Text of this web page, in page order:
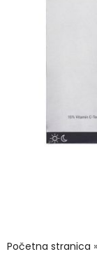
Početna stranica »